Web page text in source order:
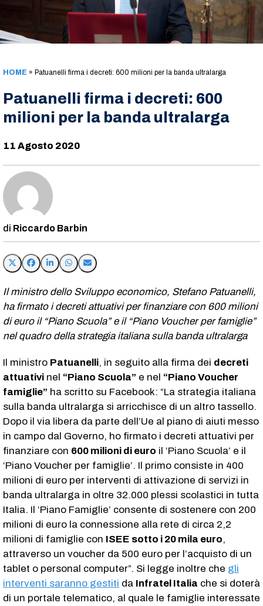
HOME » Patuanelli firma i decreti: 600 milioni per la banda ultralarga
Patuanelli firma i decreti: 600
milioni per la banda ultralarga
11 Agosto 2020
Riccardo Barbin
Il ministro dello Sviluppo economico, Stefano Patuanelli,
ha firmato i decreti attuativi per finanziare con 600 milioni
di euro il “Piano Scuola” e il “Piano Voucher per famiglie”
nel quadro della strategia italiana sulla banda ultralarga
Il ministro Patuanelli, in seguito alla firma dei decreti
attuativi nel “Piano Scuola” e nel “Piano Voucher
famiglie” ha scritto su Facebook: “La strategia italiana
sulla banda ultralarga si arricchisce di un altro tassello.
Dopo il via libera da parte dell’Ue al piano di aiuti messo
in campo dal Governo, ho firmato i decreti attuativi per
finanziare con 600 milioni di euro il ‘Piano Scuola’ e il
‘Piano Voucher per famiglie’. Il primo consiste in 400
milioni di euro per interventi di attivazione di servizi in
banda ultralarga in oltre 32.000 plessi scolastici in tutta
Italia. Il ‘Piano Famiglie’ consente di sostenere con 200
milioni di euro la connessione alla rete di circa 2,2
milioni di famiglie con ISEE sotto i 20 mila euro,
attraverso un voucher da 500 euro per l’acquisto di un
tablet o personal computer”. Si legge inoltre che gli
interventi saranno gestiti da Infratel Italia che si doterà
di un portale telematico, al quale le famiglie interessate